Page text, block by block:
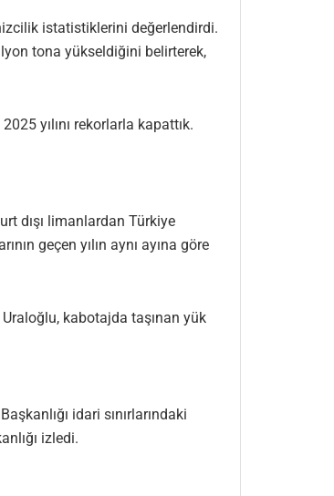
istatistiklerini değerlendirdi.
tona yükseldiğini belirterek,
yılını rekorlarla kapattık.
dışı limanlardan Türkiye
geçen yılın aynı ayına göre
kabotajda taşınan yük
idari sınırlarındaki
izledi.